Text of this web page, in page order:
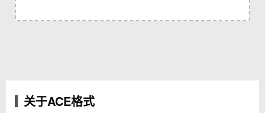
关于ACE格式